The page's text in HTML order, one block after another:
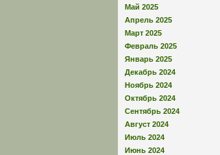
Май 2025
Апрель 2025
Март 2025
Февраль 2025
Январь 2025
Декабрь 2024
Ноябрь 2024
Октябрь 2024
Сентябрь 2024
Август 2024
Июль 2024
Июнь 2024